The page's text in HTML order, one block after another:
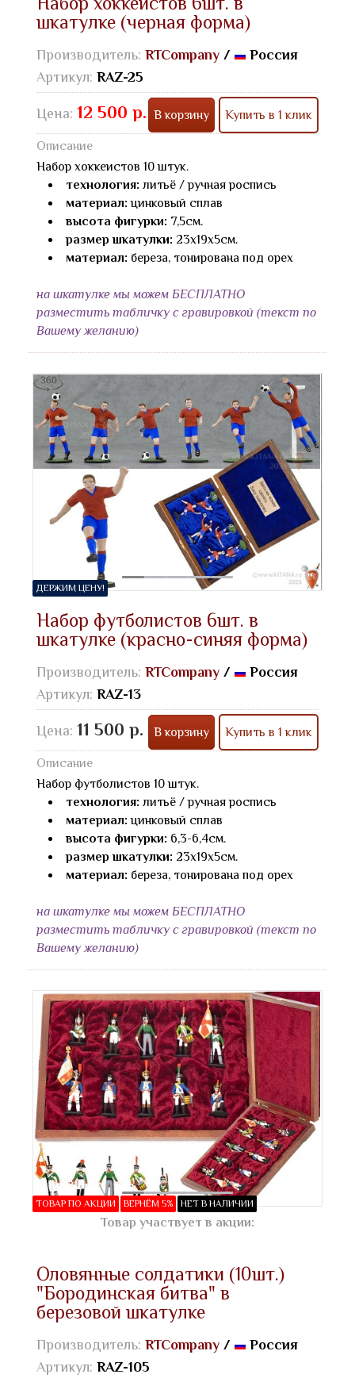
шкатулке (черная форма)
Производитель: RTCompany /
Россия
Артикул: RAZ-25
Цена: 12 500 р. В корзину Купить в 1 клик
Описание
Набор хоккеистов 10 штук.
технология: литьё / ручная роспись
материал: цинковый сплав
высота фигурки: 7,5см.
размер шкатулки: 23х19х5см.
материал: береза, тонирована под орех
на шкатулке мы можем БЕСПЛАТНО
разместить табличку с гравировкой (текст по
Вашему желанию)
ДЕРЖИМ ЦЕНУ!
Набор футболистов 6шт. в
шкатулке (красно-синяя форма)
Производитель: RTCompany /
Россия
Артикул: RAZ-13
Цена: 11 500 р. В корзину Купить в 1 клик
Описание
Набор футболистов 10 штук.
технология: литьё / ручная роспись
материал: цинковый сплав
высота фигурки: 6,3-6,4см.
размер шкатулки: 23х19х5см.
материал: береза, тонирована под орех
на шкатулке мы можем БЕСПЛАТНО
разместить табличку с гравировкой (текст по
Вашему желанию)
ТОВАР ПО АКЦИИ ВЕРНЁМ 5% НЕТ В НАЛИЧИИ
Товар участвует в акции:
Оловянные солдатики (10шт.)
"Бородинская битва" в
березовой шкатулке
Производитель: RTCompany /
Россия
Артикул: RAZ-105